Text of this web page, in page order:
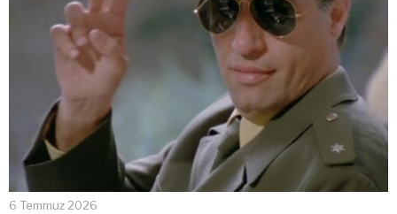
6 Temmuz 2026